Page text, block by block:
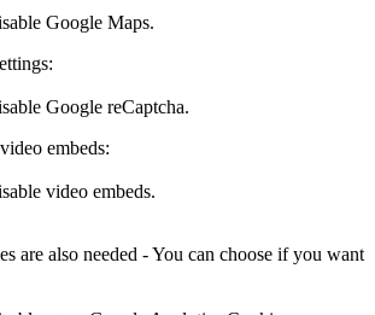
Google Maps.
Google reCaptcha.
embeds:
video embeds.
are also needed - You can choose if you want